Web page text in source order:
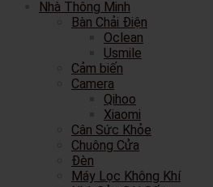
Nhà Thông Minh
Bàn Chải Điện
Oclean
Usmile
Cảm biến
Camera
Qihoo
Xiaomi
Cân Sức Khỏe
Chuông Cửa
Đèn
Máy Lọc Không Khí